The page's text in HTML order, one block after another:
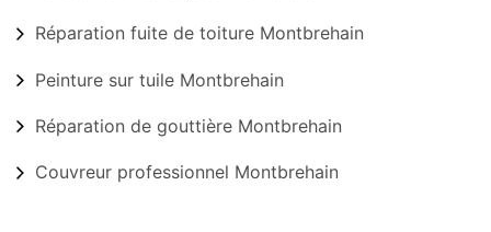
Réparation fuite de toiture Montbrehain
Peinture sur tuile Montbrehain
Réparation de gouttière Montbrehain
Couvreur professionnel Montbrehain